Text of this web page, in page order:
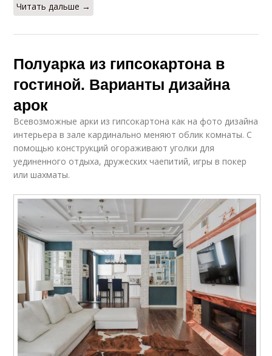
Читать дальше →
Полуарка из гипсокартона в
гостиной. Варианты дизайна
арок
Всевозможные арки из гипсокартона как на фото дизайна
интерьера в зале кардинально меняют облик комнаты. С
помощью конструкций огораживают уголки для
уединенного отдыха, дружеских чаепитий, игры в покер
или шахматы.